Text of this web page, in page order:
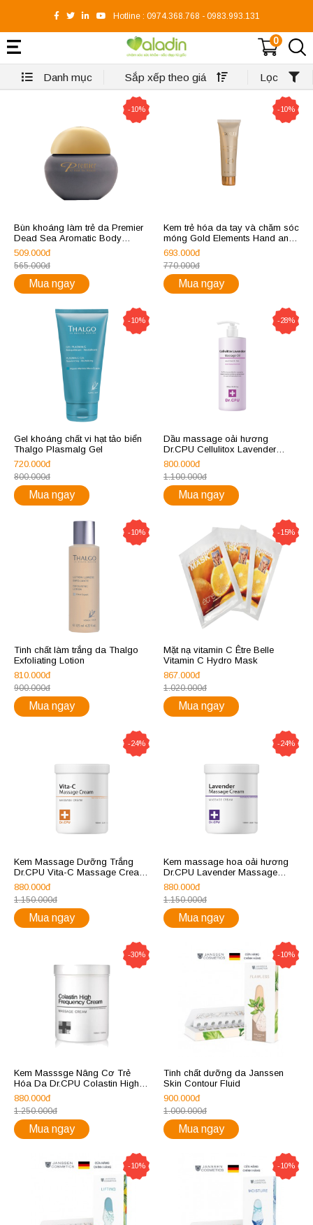
Hotline : 0974.368.768 - 0983.993.131
0
Danh mục Sắp xếp theo giá Lọc
-10%
Bùn khoáng làm trẻ da Premier
Dead Sea Aromatic Body
Mineral Mud Treatment
509.000đ
565.000đ
Mua ngay
-10%
Kem trẻ hóa da tay và chăm sóc
móng Gold Elements Hand and
Nail Cream
693.000đ
770.000đ
Mua ngay
-10%
Gel khoáng chất vi hạt tảo biển
Thalgo Plasmalg Gel
720.000đ
800.000đ
Mua ngay
-28%
Dầu massage oải hương
Dr.CPU Cellulitox Lavender
Synergy Oil
800.000đ
1.100.000đ
Mua ngay
-10%
Tinh chất làm trắng da Thalgo
Exfoliating Lotion
810.000đ
900.000đ
Mua ngay
-15%
Mặt nạ vitamin C Être Belle
Vitamin C Hydro Mask
867.000đ
1.020.000đ
Mua ngay
-24%
Kem Massage Dưỡng Trắng
Dr.CPU Vita-C Massage Cream
1000ml
880.000đ
1.150.000đ
Mua ngay
-24%
Kem massage hoa oải hương
Dr.CPU Lavender Massage
Cream 1000ml
880.000đ
1.150.000đ
Mua ngay
-30%
Kem Masssge Nâng Cơ Trẻ
Hóa Da Dr.CPU Colastin High
Frequency Massage Cream
1000ml
880.000đ
1.250.000đ
Mua ngay
-10%
Tinh chất dưỡng da Janssen
Skin Contour Fluid
900.000đ
1.000.000đ
Mua ngay
-10% -10%